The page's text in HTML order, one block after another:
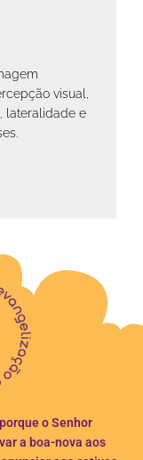
visual,
lateralidade e
o Senhor
a boa-nova aos